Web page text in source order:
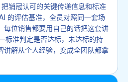
销冠认可的关键传递信息和标准
的评估基准，全员对照同一套场
每位销售都要用自己的话把这套讲
标准判定是否达标，未达标的持
讲解从个人经验，变成全团队都拿